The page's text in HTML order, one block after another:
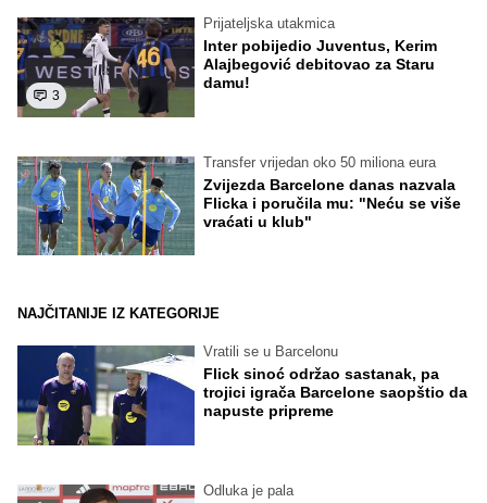
3
Prijateljska utakmica
Inter pobijedio Juventus, Kerim
Alajbegović debitovao za Staru
damu!
Transfer vrijedan oko 50 miliona eura
Zvijezda Barcelone danas nazvala
Flicka i poručila mu: "Neću se više
vraćati u klub"
NAJČITANIJE IZ KATEGORIJE
Vratili se u Barcelonu
Flick sinoć održao sastanak, pa
trojici igrača Barcelone saopštio da
napuste pripreme
Odluka je pala